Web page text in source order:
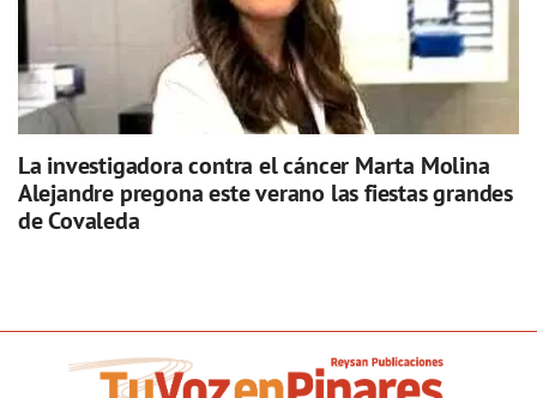
La investigadora contra el cáncer Marta Molina
Alejandre pregona este verano las fiestas grandes
de Covaleda